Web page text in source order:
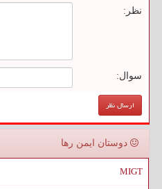
نظر:
سوال:
دوستان ایمن رها
MIGT